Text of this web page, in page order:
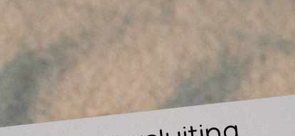
effectieve stoffen in een evenwichtige verhouding. Het
Flexi Forte heeft een anti-inflammatoire werking,
allerlei toepassingen waar een normale warmtezalf of
bij slijmbeursontsteking, arthrose klachten,
warmte producten afgeraden worden omdat deze een
Gel gebruik van de anti-inflammatoire werkzamestoffen